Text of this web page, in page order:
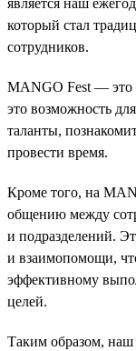
является наш
который стал
сотрудников.
MANGO Fest — это
это возможность
таланты,
провести время.
Кроме того, на
общению между
и подразделений.
и взаимопомощи,
эффективному
целей.
Таким образом, наш